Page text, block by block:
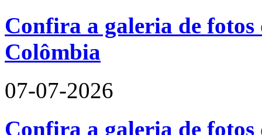
Confira a galeria de fotos
Colômbia
07-07-2026
Confira a galeria de